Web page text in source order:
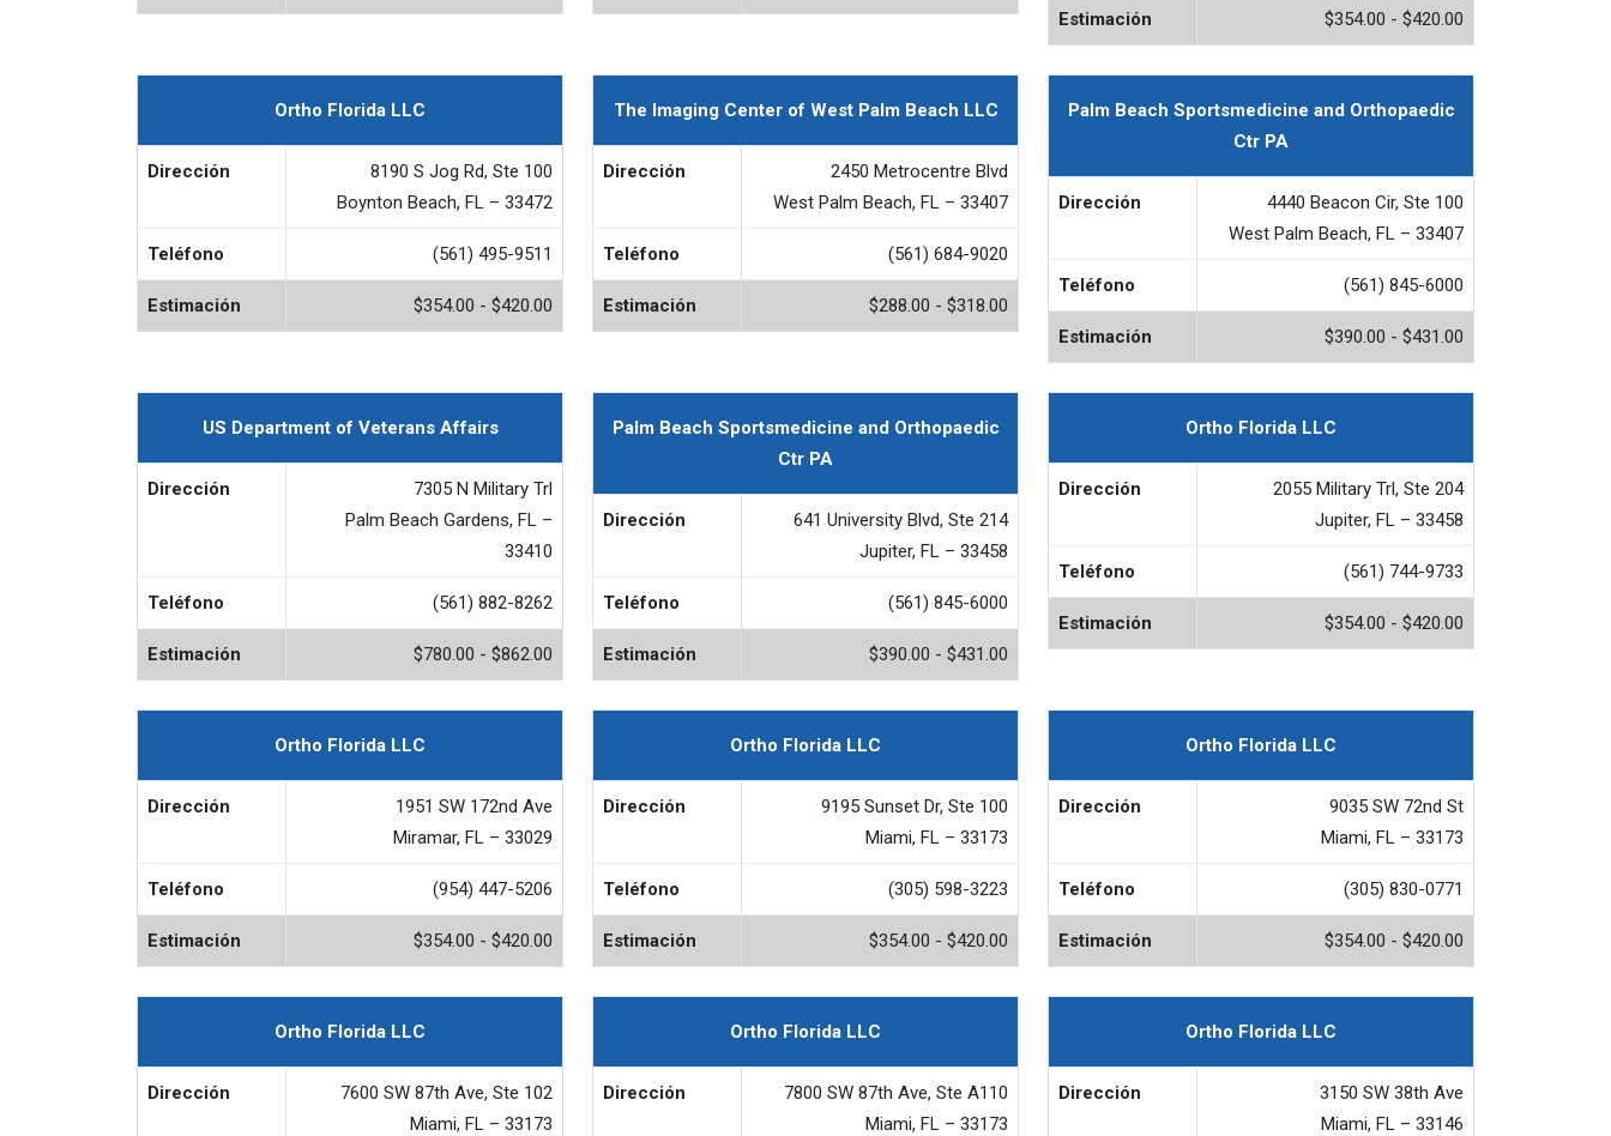
Estimación $354.00 - $420.00
Ortho Florida LLC
Dirección
8190 S Jog Rd, Ste 100
Boynton Beach, FL – 33472
Teléfono (561) 495-9511
Estimación $354.00 - $420.00
The Imaging Center of West Palm Beach LLC
Dirección
2450 Metrocentre Blvd
West Palm Beach, FL – 33407
Teléfono (561) 684-9020
Estimación $288.00 - $318.00
Palm Beach Sportsmedicine and Orthopaedic
Ctr PA
Dirección
4440 Beacon Cir, Ste 100
West Palm Beach, FL – 33407
Teléfono (561) 845-6000
Estimación $390.00 - $431.00
US Department of Veterans Affairs
Dirección
7305 N Military Trl
Palm Beach Gardens, FL –
33410
Teléfono (561) 882-8262
Estimación $780.00 - $862.00
Palm Beach Sportsmedicine and Orthopaedic
Ctr PA
Dirección
641 University Blvd, Ste 214
Jupiter, FL – 33458
Teléfono (561) 845-6000
Estimación $390.00 - $431.00
Ortho Florida LLC
Dirección
2055 Military Trl, Ste 204
Jupiter, FL – 33458
Teléfono (561) 744-9733
Estimación $354.00 - $420.00
Ortho Florida LLC
Dirección
1951 SW 172nd Ave
Miramar, FL – 33029
Teléfono (954) 447-5206
Estimación $354.00 - $420.00
Ortho Florida LLC
Dirección
9195 Sunset Dr, Ste 100
Miami, FL – 33173
Teléfono (305) 598-3223
Estimación $354.00 - $420.00
Ortho Florida LLC
Dirección
9035 SW 72nd St
Miami, FL – 33173
Teléfono (305) 830-0771
Estimación $354.00 - $420.00
Ortho Florida LLC
Dirección
7600 SW 87th Ave, Ste 102
Miami, FL – 33173
Ortho Florida LLC
Dirección
7800 SW 87th Ave, Ste A110
Miami, FL – 33173
Ortho Florida LLC
Dirección
3150 SW 38th Ave
Miami, FL – 33146